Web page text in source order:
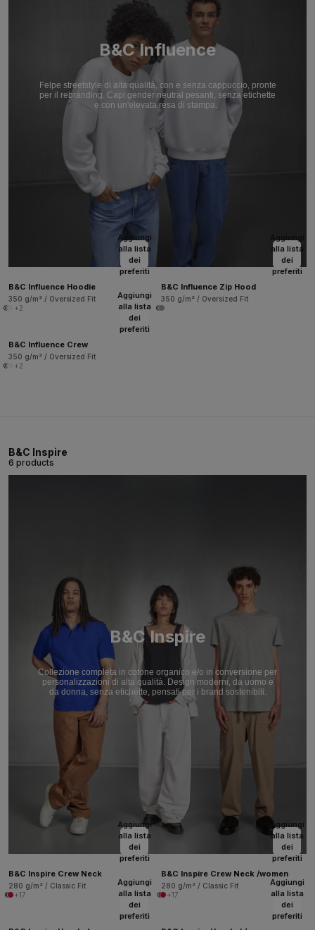
B&C Influence
Felpe streetstyle di alta qualità, con e senza cappuccio, pronte
per il rebranding. Capi gender neutral pesanti, senza etichette
e con un'elevata resa di stampa.
Aggiungi
alla lista
dei
preferiti
B&C Influence Hoodie
350 g/m² / Oversized Fit
+2
alla lista
dei
preferiti
B&C Influence Zip Hood
350 g/m² / Oversized Fit
Aggiungi
alla lista
dei
preferiti
B&C Influence Crew
350 g/m² / Oversized Fit
+2
B&C Inspire
6 products
B&C Inspire
Collezione completa in cotone organico e/o in conversione per
personalizzazioni di alta qualità. Design moderni, da uomo e
da donna, senza etichette, pensati per i brand sostenibili.
Aggiungi
alla lista
dei
preferiti
B&C Inspire Crew Neck
280 g/m² / Classic Fit
+17
Aggiungi
alla lista
dei
preferiti
B&C Inspire Crew Neck /women
280 g/m² / Classic Fit
+17
Aggiungi
alla lista
dei
preferiti
Aggiungi
alla lista
dei
preferiti